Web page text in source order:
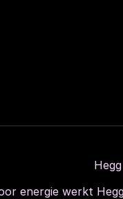
energie werkt